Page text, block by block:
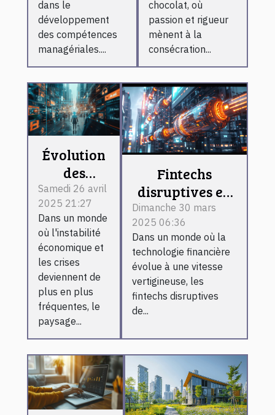
managers
dans le
développement
des compétences
managériales....
chocolat, où
passion et rigueur
mènent à la
consécration...
Évolution
des
Emplois en
Temps de
Crise -
Adapter
sa
Carrière
aux
Nouveaux
Besoins du
Marché
Samedi 26 avril
2025 21:27
Dans un monde
où l'instabilité
économique et
les crises
deviennent de
plus en plus
fréquentes, le
paysage...
Fintechs
disruptives en
2023 quels
changements
pour les
consommateurs
Dimanche 30 mars
2025 06:36
Dans un monde où la
technologie financière
évolue à une vitesse
vertigineuse, les
fintechs disruptives
de...